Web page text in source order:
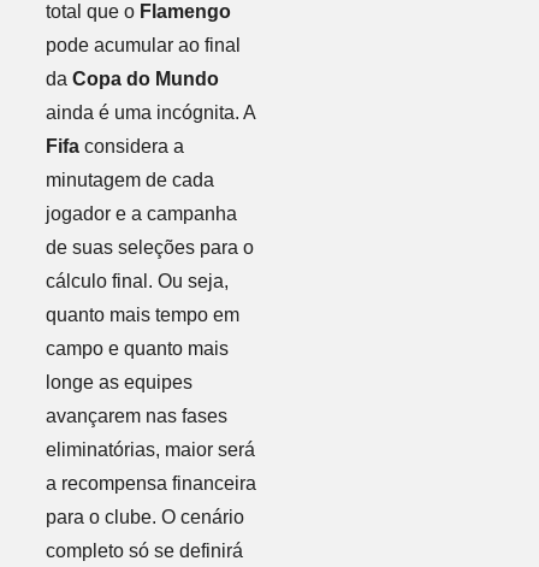
total que o Flamengo
pode acumular ao final
da Copa do Mundo
ainda é uma incógnita. A
Fifaconsidera a
minutagem de cada
jogador e a campanha
de suas seleções para o
cálculo final. Ou seja,
quanto mais tempo em
campo e quanto mais
longe as equipes
avançarem nas fases
eliminatórias, maior será
a recompensa financeira
para o clube. O cenário
completo só se definirá